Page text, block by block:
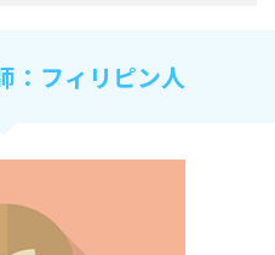
：フィリピン人